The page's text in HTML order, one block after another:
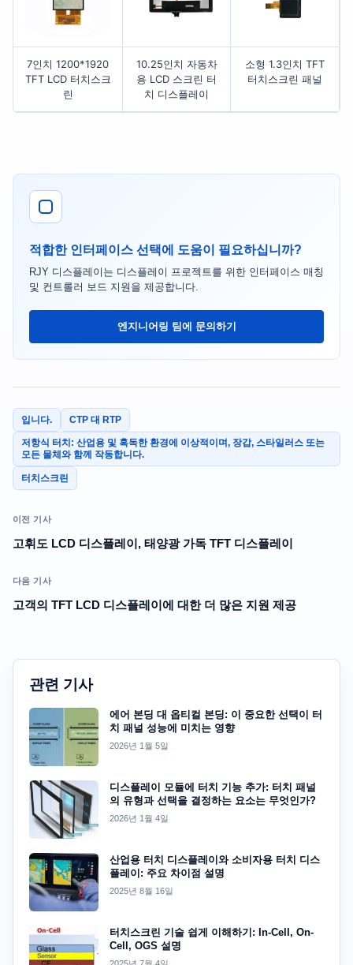
7인치 1200*1920
TFT LCD 터치스크
린
10.25인치 자동차
용 LCD 스크린 터
치 디스플레이
소형 1.3인치 TFT
터치스크린 패널
적합한 인터페이스 선택에 도움이 필요하십니까?
RJY 디스플레이는 디스플레이 프로젝트를 위한 인터페이스 매칭
및 컨트롤러 보드 지원을 제공합니다.
엔지니어링 팀에 문의하기
입니다. CTP 대 RTP
저항식 터치: 산업용 및 혹독한 환경에 이상적이며, 장갑, 스타일러스 또는
모든 물체와 함께 작동합니다.
터치스크린
이전 기사
고휘도 LCD 디스플레이, 태양광 가독 TFT 디스플레이
다음 기사
고객의 TFT LCD 디스플레이에 대한 더 많은 지원 제공
관련 기사
에어 본딩 대 옵티컬 본딩: 이 중요한 선택이 터
치 패널 성능에 미치는 영향
2026년 1월 5일
디스플레이 모듈에 터치 기능 추가: 터치 패널
의 유형과 선택을 결정하는 요소는 무엇인가?
2026년 1월 4일
산업용 터치 디스플레이와 소비자용 터치 디스
플레이: 주요 차이점 설명
2025년 8월 16일
터치스크린 기술 쉽게 이해하기: In-Cell, On-
Cell, OGS 설명